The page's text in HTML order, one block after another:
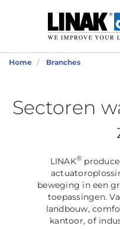
Home Branches
Sectoren
LINAK®
beweging in een
toepassingen.
landbouw,
kantoor, of